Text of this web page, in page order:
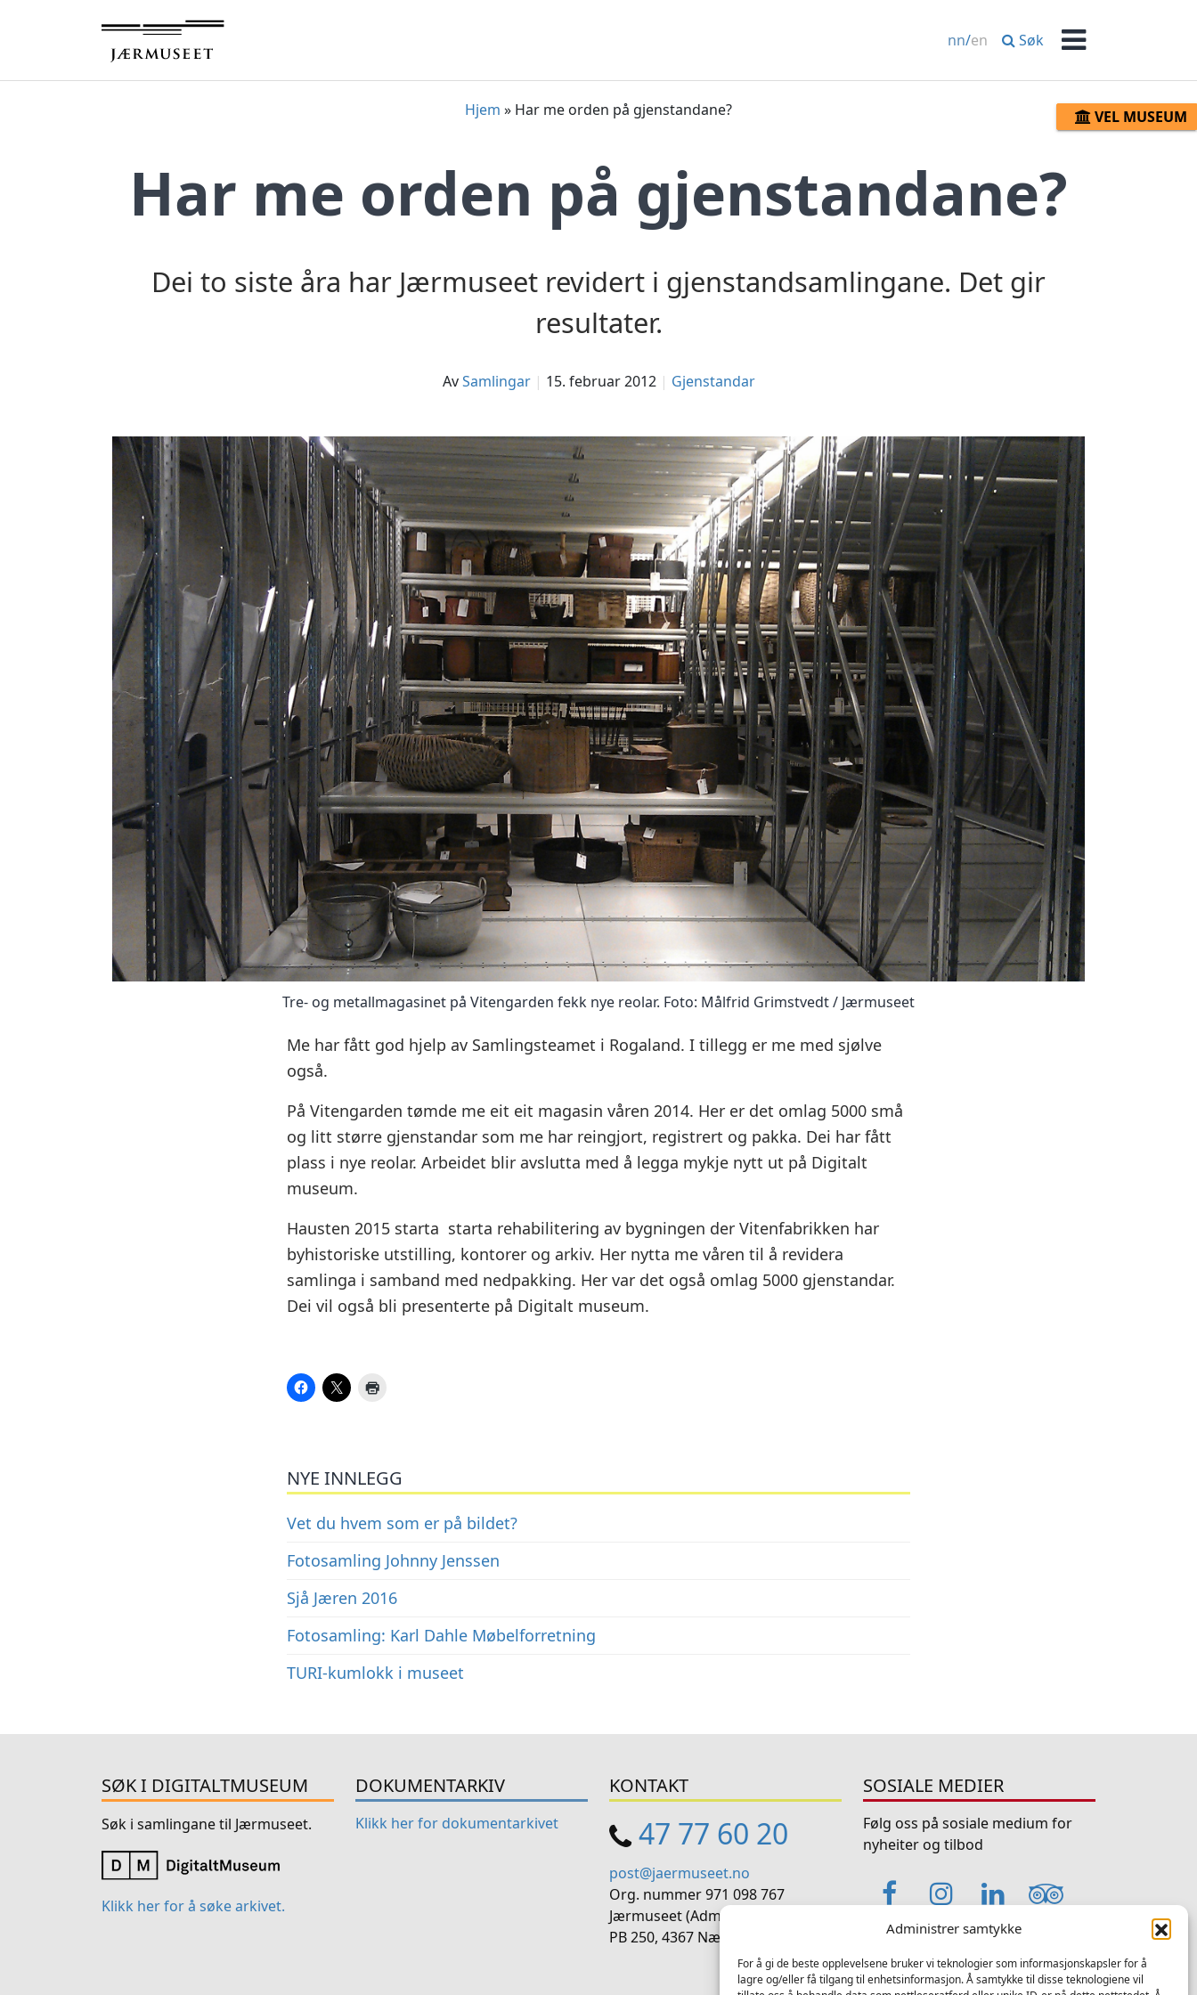
Administrer samtykke
For å gi de beste opplevelsene bruker vi teknologier som informasjonskapsler for å
lagre og/eller få tilgang til enhetsinformasjon. Å samtykke til disse teknologiene vil
nn/en Søk
Hjem » Har me orden på gjenstandane? VEL MUSEUM
Har me orden på gjenstandane?
Dei to siste åra har Jærmuseet revidert i gjenstandsamlingane. Det gir
resultater.
avSamlingar 15. februar 2012 Gjenstandar
Tre- og metallmagasinet på Vitengarden fekk nye reolar. Foto: Målfrid Grimstvedt / Jærmuseet
Me har fått god hjelp av Samlingsteamet i Rogaland. I tillegg er me med sjølve
også.
På Vitengarden tømde me eit eit magasin våren 2014. Her er det omlag 5000 små
og litt større gjenstandar som me har reingjort, registrert og pakka. Dei har fått
plass i nye reolar. Arbeidet blir avslutta med å legga mykje nytt ut på Digitalt
museum.
Hausten 2015 starta starta rehabilitering av bygningen der Vitenfabrikken har
byhistoriske utstilling, kontorer og arkiv. Her nytta me våren til å revidera
samlinga i samband med nedpakking. Her var det også omlag 5000 gjenstandar.
Dei vil også bli presenterte på Digitalt museum.
NYE INNLEGG
Vet du hvem som er på bildet?
Fotosamling Johnny Jenssen
Sjå Jæren 2016
Fotosamling: Karl Dahle Møbelforretning
TURI-kumlokk i museet
SØK I DIGITALTMUSEUM
Søk i samlingane til Jærmuseet.
Klikk her for å søke arkivet.
DOKUMENTARKIV
Klikk her for dokumentarkivet
KONTAKT
47 77 60 20
post@jaermuseet.no
Org. nummer 971 098 767
Jærmuseet (Administrasjon)
PB 250, 4367 Nærbø
SOSIALE MEDIER
Følg oss på sosiale medium for
nyheiter og tilbod
FacebookInstagram
LinkedIn
YouTube